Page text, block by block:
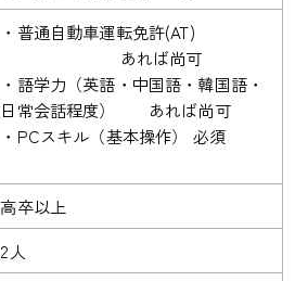
・普通自動車運転免許(AT)
あれば尚可
・語学力（英語・中国語・韓国語・
日常会話程度） あれば尚可
・PCスキル（基本操作） 必須
高卒以上
2人